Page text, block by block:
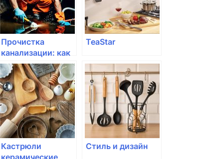
Прочистка
канализации: как
поддерживать
систему в
хорошем
состоянии
TeaStar
Кастрюли
керамические
Стиль и дизайн